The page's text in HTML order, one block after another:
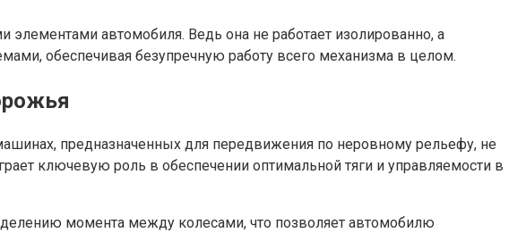
автомобиля. Ведь она не работает изолированно, а
обеспечивая безупречную работу всего механизма в целом.
предназначенных для передвижения по неровному рельефу, не
ключевую роль в обеспечении оптимальной тяги и управляемости в
момента между колесами, что позволяет автомобилю